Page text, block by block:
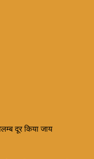
दूर किया जाय